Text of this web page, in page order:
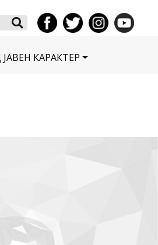
Search
КАРАКТЕР